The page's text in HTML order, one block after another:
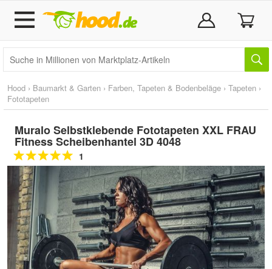
Hood › Baumarkt & Garten › Farben, Tapeten & Bodenbeläge › Tapeten ›
Fototapeten
Muralo Selbstklebende Fototapeten XXL FRAU
Fitness Scheibenhantel 3D 4048
1